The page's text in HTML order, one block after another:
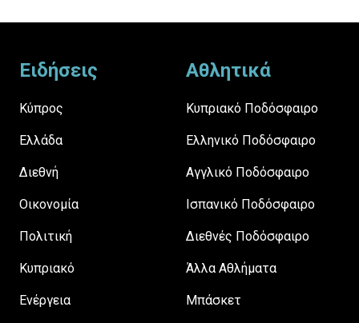
Ειδήσεις
Κύπρος
Ελλάδα
Διεθνή
Οικονομία
Πολιτική
Κυπριακό
Ενέργεια
Αθλητικά
Κυπριακό Ποδόσφαιρο
Ελληνικό Ποδόσφαιρο
Αγγλικό Ποδόσφαιρο
Ισπανικό Ποδόσφαιρο
Διεθνές Ποδόσφαιρο
Άλλα Αθλήματα
Μπάσκετ